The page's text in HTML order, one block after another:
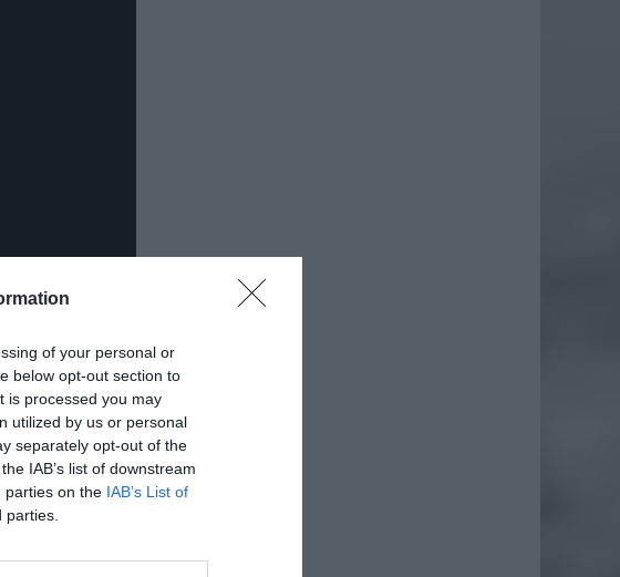
of your personal or
below opt-out section to
is processed you may
utilized by us or personal
separately opt-out of the
IAB’s list of downstream
parties on the IAB’s List of